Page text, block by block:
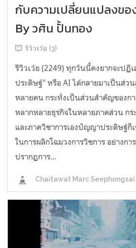
กับความเปลี่ยนแปลงขอ
By วศิน ปั้นทอง
รีวิวเว้ย (3)
รีวิวเว้ย (2249) ทุกวันนี้คงยากจะปฏิ
ประดิษฐ์" หรือ AI ได้กลายมาเป็นส่ว
หลายคน กระทั่งเป็นส่วนสำคัญของก
หลากหลายธุรกิจในหลายภาคส่วน กร
และภาควิชาการเองปัญญาประดิษฐ์
ในการผลิกโฉมวงการวิชการ อย่างก
ปรากฏการ...
Chaitawat Marc Seephongsai